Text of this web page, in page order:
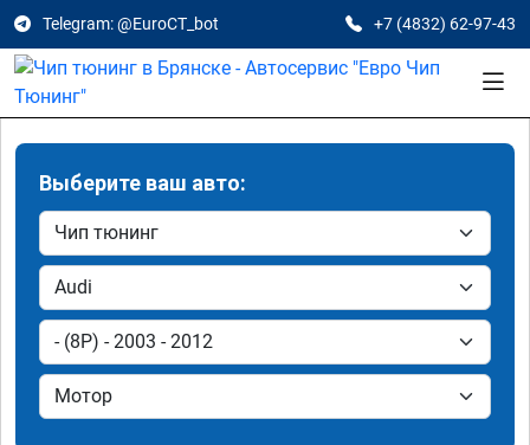
Telegram: @EuroCT_bot +7 (4832) 62-97-43
Выберите ваш авто: